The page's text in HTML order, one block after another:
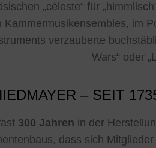
„cèleste“ für
im
verzauberte
Wars“ oder
– SEIT
300 Jahren in der
dass sich